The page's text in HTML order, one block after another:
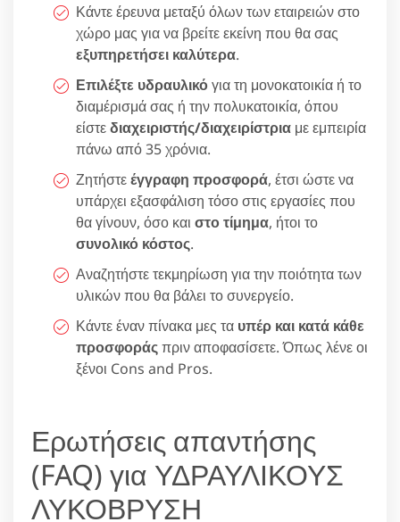
Κάντε έρευνα μεταξύ όλων των εταιρειών στο
χώρο μας για να βρείτε εκείνη που θα σας
εξυπηρετήσει καλύτερα.
Επιλέξτε υδραυλικόγια τη μονοκατοικία ή το
διαμέρισμά σας ή την πολυκατοικία, όπου
είστεδιαχειριστής/διαχειρίστρια με εμπειρία
πάνω από 35 χρόνια.
Ζητήστεέγγραφη προσφορά, έτσι ώστε να
υπάρχει εξασφάλιση τόσο στις εργασίες που
θα γίνουν, όσο και στο τίμημα, ήτοι το
συνολικό κόστος.
Αναζητήστε τεκμηρίωση για την ποιότητα των
υλικών που θα βάλει το συνεργείο.
Κάντε έναν πίνακα μες τα υπέρ και κατά κάθε
προσφοράςπριν αποφασίσετε. Όπως λένε οι
ξένοι Cons and Pros.
Ερωτήσεις απαντήσης
(FAQ) για ΥΔΡΑΥΛΙΚΟΥΣ
ΛΥΚΟΒΡΥΣΗ